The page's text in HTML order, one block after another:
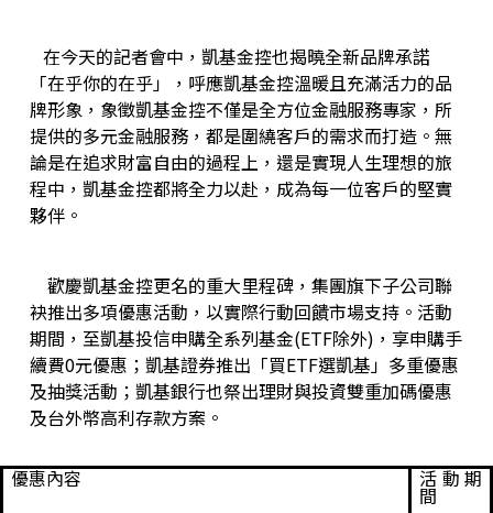
在今天的記者會中，凱基金控也揭曉全新品牌承諾
「在乎你的在乎」，呼應凱基金控溫暖且充滿活力的品
牌形象，象徵凱基金控不僅是全方位金融服務專家，所
提供的多元金融服務，都是圍繞客戶的需求而打造。無
論是在追求財富自由的過程上，還是實現人生理想的旅
程中，凱基金控都將全力以赴，成為每一位客戶的堅實
夥伴。
歡慶凱基金控更名的重大里程碑，集團旗下子公司聯
袂推出多項優惠活動，以實際行動回饋市場支持。活動
期間，至凱基投信申購全系列基金(ETF除外)，享申購手
續費0元優惠；凱基證券推出「買ETF選凱基」多重優惠
及抽獎活動；凱基銀行也祭出理財與投資雙重加碼優惠
及台外幣高利存款方案。
優惠內容 活動期
間